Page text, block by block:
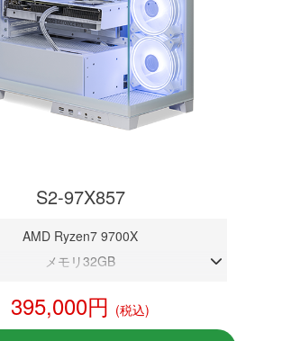
S2-97X857
AMD Ryzen7 9700X
メモリ32GB
NVMeSSD 1TB
無線LAN Bluetooth対応
395,000円 (税込)